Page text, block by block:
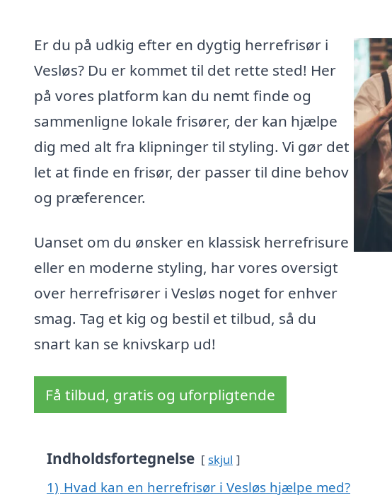
Er du på udkig efter en dygtig herrefrisør i
Vesløs? Du er kommet til det rette sted! Her
på vores platform kan du nemt finde og
sammenligne lokale frisører, der kan hjælpe
dig med alt fra klipninger til styling. Vi gør det
let at finde en frisør, der passer til dine behov
og præferencer.
Uanset om du ønsker en klassisk herrefrisure
eller en moderne styling, har vores oversigt
over herrefrisører i Vesløs noget for enhver
smag. Tag et kig og bestil et tilbud, så du
snart kan se knivskarp ud!
Få tilbud, gratis og uforpligtende
Indholdsfortegnelse skjul
1) Hvad kan en herrefrisør i Vesløs hjælpe med?